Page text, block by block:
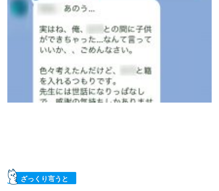
ざっくり言うと